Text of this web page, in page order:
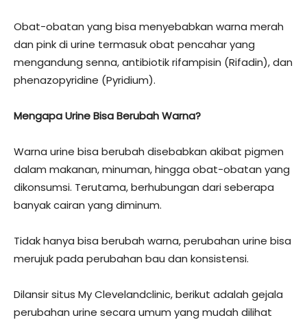
Obat-obatan yang bisa menyebabkan warna merah
dan pink di urine termasuk obat pencahar yang
mengandung senna, antibiotik rifampisin (Rifadin), dan
phenazopyridine (Pyridium).
Mengapa Urine Bisa Berubah Warna?
Warna urine bisa berubah disebabkan akibat pigmen
dalam makanan, minuman, hingga obat-obatan yang
dikonsumsi. Terutama, berhubungan dari seberapa
banyak cairan yang diminum.
Tidak hanya bisa berubah warna, perubahan urine bisa
merujuk pada perubahan bau dan konsistensi.
Dilansir situs My Clevelandclinic, berikut adalah gejala
perubahan urine secara umum yang mudah dilihat